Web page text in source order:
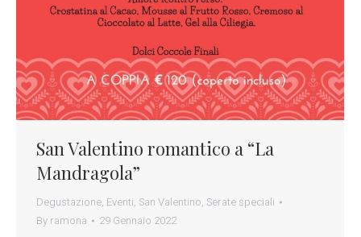
San Valentino romantico a “La
Mandragola”
Degustazione, Eventi, San Valentino, Serate speciali
By ramona 29 Gennaio 2022